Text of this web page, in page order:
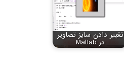
تغییر دادن سایز تصاویر
در Matlab